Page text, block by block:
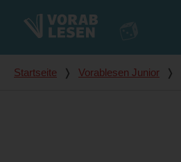
Du bist hier
Startseite ❭ Vorablesen Junior ❭